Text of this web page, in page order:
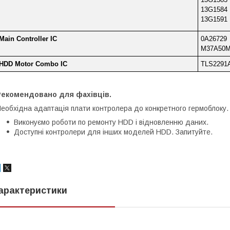
13G1584
13G1591
Controller IC
0A26729
Motor Combo IC
для фахівців.
адаптація плати контролера до конкретного гермоблоку.
Виконуємо роботи по ремонту HDD і відновленню даних.
Доступні контролери для інших моделей HDD. Запитуйте.